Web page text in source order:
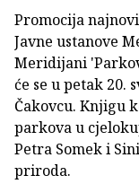
Promocija
Javne ustanove
Meridijani
će se u petak 20.
Čakovcu. Knjigu
parkova u
Petra Somek i
priroda.